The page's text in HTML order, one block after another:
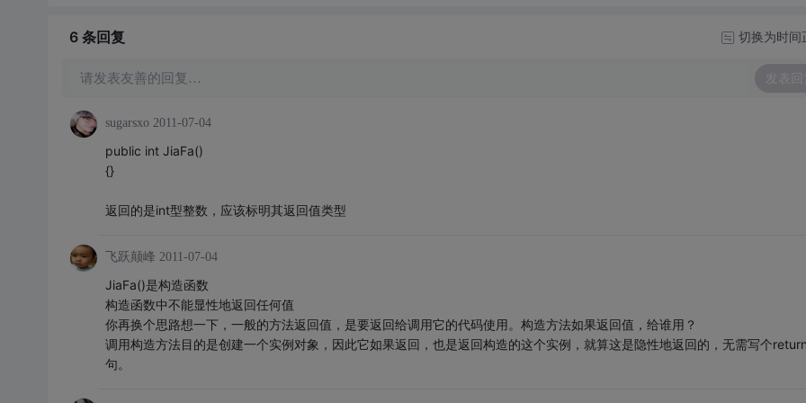
6 条回复 切换为时间
请发表友善的回复… 发表回
sugarsxo 2011-07-04
public int JiaFa()
{}
返回的是int型整数，应该标明其返回值类型
飞跃颠峰 2011-07-04
JiaFa()是构造函数
构造函数中不能显性地返回任何值
你再换个思路想一下，一般的方法返回值，是要返回给调用它的代码使用。构造方法如果返回值，给谁用？
调用构造方法目的是创建一个实例对象，因此它如果返回，也是返回构造的这个实例，就算这是隐性地返回的，无需写个
句。